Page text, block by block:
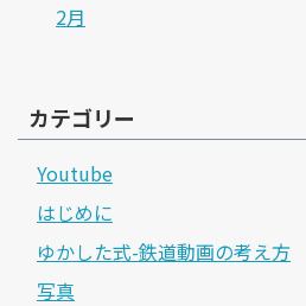
2月
カテゴリー
Youtube
はじめに
ゆかした式-鉄道動画の考え方
写真